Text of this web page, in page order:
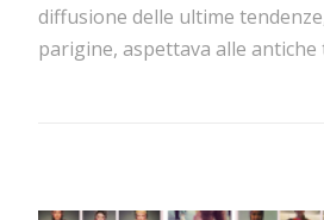
diffusione delle ultime
parigine, aspettava alle antiche